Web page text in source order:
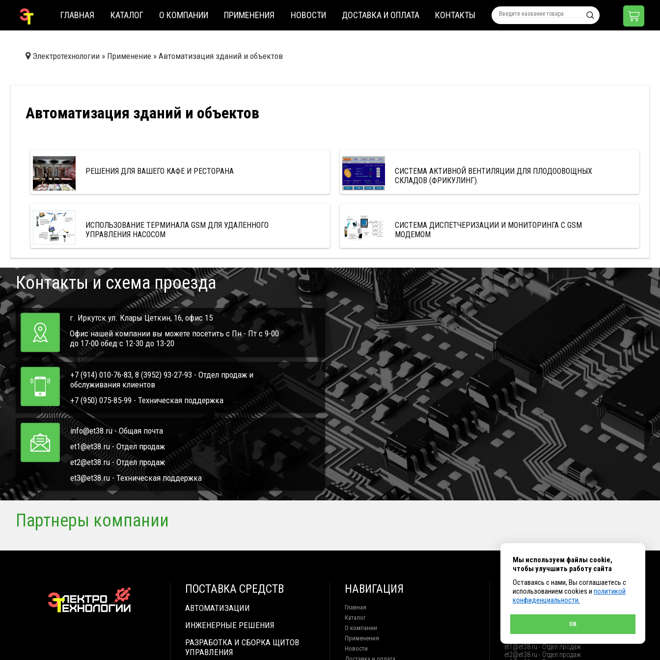
ГЛАВНАЯ КАТАЛОГ О КОМПАНИИ ПРИМЕНЕНИЯ НОВОСТИ ДОСТАВКА И ОПЛАТА КОНТАКТЫ
Электротехнологии » Применение » Автоматизация зданий и объектов
Автоматизация зданий и объектов
РЕШЕНИЯ ДЛЯ ВАШЕГО КАФЕ И РЕСТОРАНА
СИСТЕМА АКТИВНОЙ ВЕНТИЛЯЦИИ ДЛЯ ПЛОДООВОЩНЫХ
СКЛАДОВ (ФРИКУЛИНГ).
ИСПОЛЬЗОВАНИЕ ТЕРМИНАЛА GSM ДЛЯ УДАЛЕННОГО
УПРАВЛЕНИЯ НАСОСОМ
СИСТЕМА ДИСПЕТЧЕРИЗАЦИИ И МОНИТОРИНГА С GSM
МОДЕМОМ
Контакты и схема проезда
г. Иркутск ул. Клары Цеткин, 16, офис 15
Офис нашей компании вы можете посетить с Пн - Пт с 9-00
до 17-00 обед с 12-30 до 13-20
+7 (914) 010-76-83, 8 (3952) 93-27-93 - Отдел продаж и
обслуживания клиентов
+7 (950) 075-85-99 - Техническая поддержка
info@et38.ru - Общая почта
et1@et38.ru - Отдел продаж
et2@et38.ru - Отдел продаж
et3@et38.ru - Техническая поддержка
Партнеры компании
ПОСТАВКА СРЕДСТВ
АВТОМАТИЗАЦИИ
ИНЖЕНЕРНЫЕ РЕШЕНИЯ
РАЗРАБОТКА И СБОРКА ЩИТОВ
УПРАВЛЕНИЯ
НАВИГАЦИЯ
Главная
Каталог
О компании
Применения
Новости
КОНТАКТЫ
+7 (914) 010-76-83, 8 (3952) 93-27-93 - Отдел
et1@et38.ru - Отдел продаж
et2@et38.ru - Отдел продаж
Мы используем файлы cookie,
чтобы улучшить работу сайта
Оставаясь с нами, Вы соглашаетесь с
использованием cookies и политикой
конфиденциальности.
OK